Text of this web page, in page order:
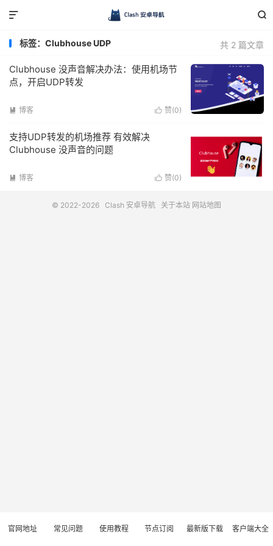


共 2 篇文章
标签：Clubhouse UDP
Clubhouse 没声音解决办法：使用机场节
点，开启UDP转发
 赞(0)
 博客
支持UDP转发的机场推荐 有效解决
Clubhouse 没声音的问题
 赞(0)
 博客
© 2022-2026 Clash 安卓导航 关于本站 网站地图
官网地址 常见问题 使用教程 节点订阅 最新版下载 客户端大全